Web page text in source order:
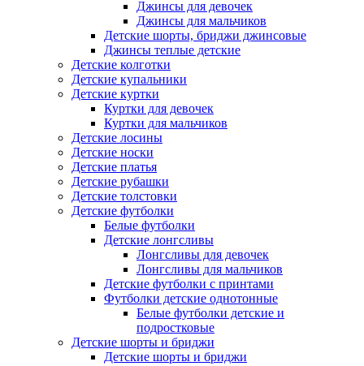
Джинсы для девочек
Джинсы для мальчиков
Детские шорты, бриджи джинсовые
Джинсы теплые детские
Детские колготки
Детские купальники
Детские куртки
Куртки для девочек
Куртки для мальчиков
Детские лосины
Детские носки
Детские платья
Детские рубашки
Детские толстовки
Детские футболки
Белые футболки
Детские лонгсливы
Лонгсливы для девочек
Лонгсливы для мальчиков
Детские футболки с принтами
Футболки детские однотонные
Белые футболки детские и
подростковые
Детские шорты и бриджи
Детские шорты и бриджи